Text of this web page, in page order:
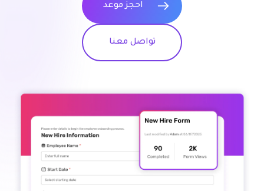
احجز موعد
تواصل معنا